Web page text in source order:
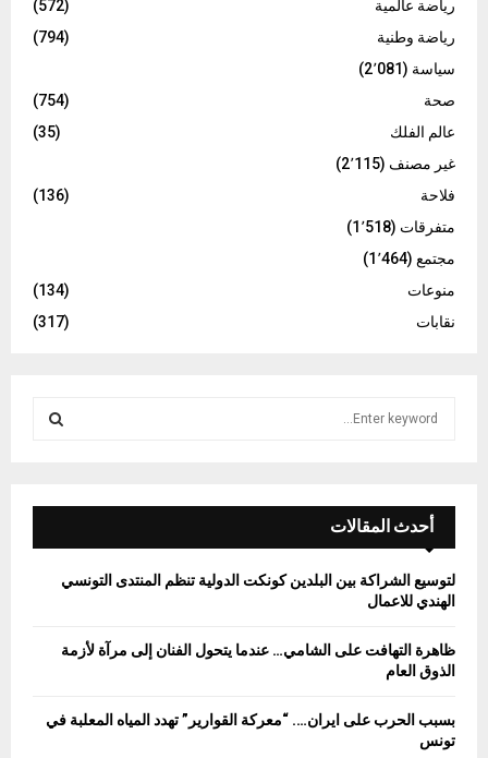
رياضة عالمية
(572)
رياضة وطنية
(794)
سياسة (2٬081)
صحة
(754)
عالم الفلك
(35)
غير مصنف (2٬115)
فلاحة
(136)
متفرقات (1٬518)
مجتمع (1٬464)
منوعات
(134)
نقابات
(317)
f
o
r
E
A
أحدث المقالات
لتوسيع الشراكة بين البلدين كونكت الدولية تنظم المنتدى التونسي
الهندي للاعمال
ظاهرة التهافت على الشامي… عندما يتحول الفنان إلى مرآة لأزمة
الذوق العام
بسبب الحرب على ايران…. “معركة القوارير” تهدد المياه المعلبة في
تونس